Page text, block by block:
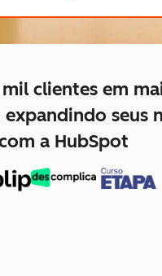
clientes em
expandindo seus
a HubSpot